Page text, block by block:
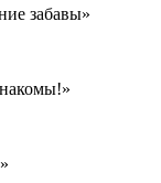
забавы»